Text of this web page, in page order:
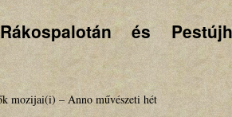
és
mozijai(i) – Anno művészeti hét